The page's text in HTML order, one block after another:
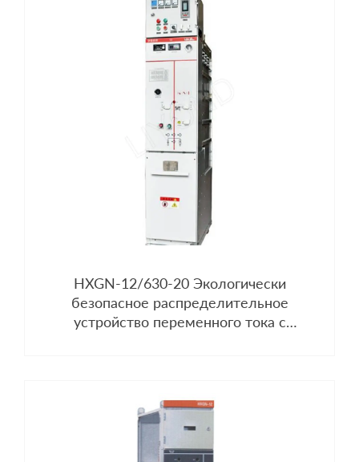
HXGN-12/630-20 Экологически
безопасное распределительное
устройство переменного тока с